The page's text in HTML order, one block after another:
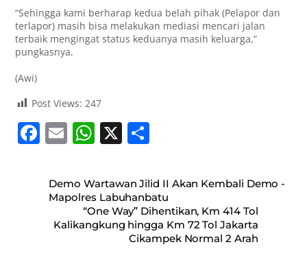
“Sehingga kami berharap kedua belah pihak (Pelapor dan
terlapor) masih bisa melakukan mediasi mencari jalan
terbaik mengingat status keduanya masih keluarga,”
pungkasnya.
(Awi)
Post Views: 247
F
c
e
E
ai
l
W
at
s
A
X
ar
e
Demo Wartawan Jilid II Akan Kembali Demo -
Mapolres Labuhanbatu
“One Way” Dihentikan, Km 414 Tol
Kalikangkung hingga Km 72 Tol Jakarta
Cikampek Normal 2 Arah